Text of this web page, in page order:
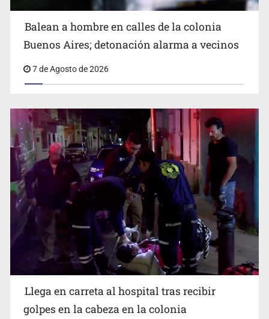
Cae ex mando por agresión a ex pareja y procesan a
agente por abuso a menor
Balean a hombre en calles de la colonia Buenos Aires;
detonación alarma a vecinos
Balean a hombre en calles de la colonia
Buenos Aires; detonación alarma a vecinos
7 de Agosto de 2026
Llega en carreta al hospital tras recibir
golpes en la cabeza en la colonia